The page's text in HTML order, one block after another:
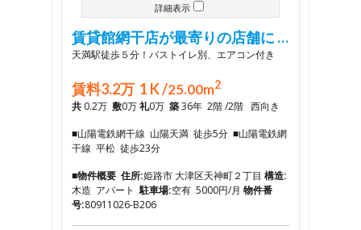
詳細表示
賃貸館網干店が最寄りの店舗に …
天満駅徒歩５分！バストイレ別、エアコン付き
賃料3.2万 1 K /25.00m2
共 0.2万 敷0万礼0万 築36年 2階 /2階 西向き
■山陽電鉄網干線 山陽天満 徒歩5分 ■山陽電鉄網
干線 平松 徒歩23分
■物件概要 住所:姫路市 大津区天神町２丁目 構造:
木造 アパート駐車場:空有 5000円/月 物件番
号:80911026-B206